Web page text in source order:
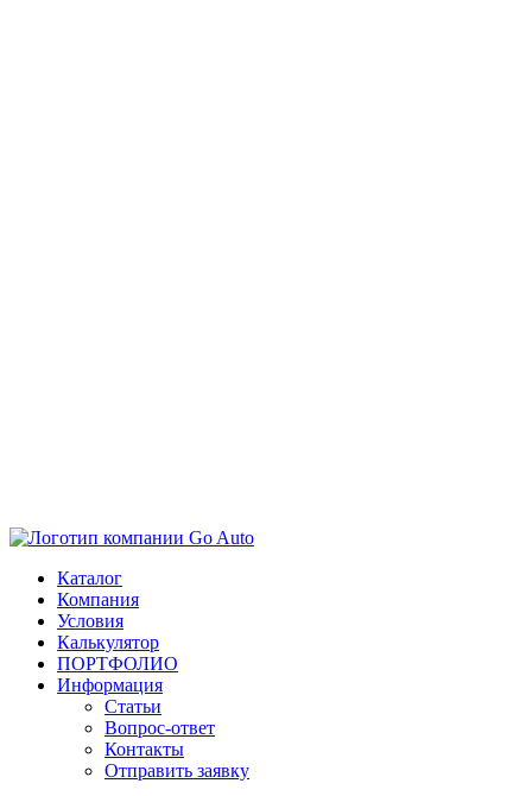
Каталог
Компания
Условия
Калькулятор
ПОРТФОЛИО
Информация
Статьи
Вопрос-ответ
Контакты
Отправить заявку